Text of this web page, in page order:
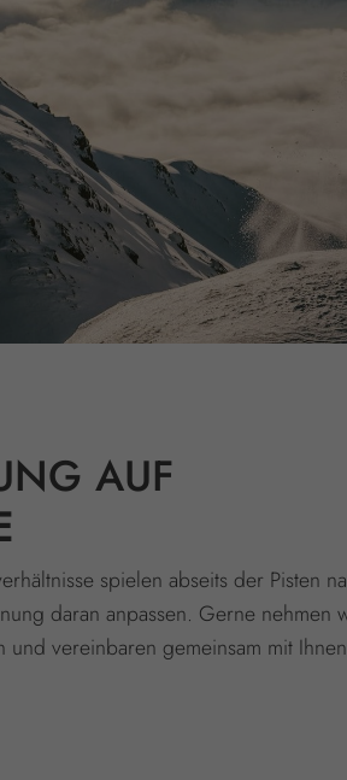
AUF
spielen abseits der Pisten
daran anpassen. Gerne
vereinbaren gemeinsam mit